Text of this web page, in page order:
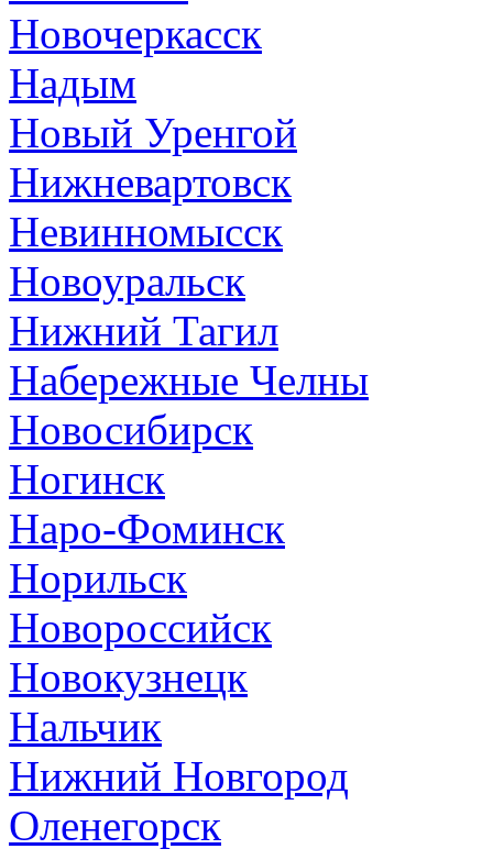
Новочеркасск
Надым
Новый Уренгой
Нижневартовск
Невинномысск
Новоуральск
Нижний Тагил
Набережные Челны
Новосибирск
Ногинск
Наро-Фоминск
Норильск
Новороссийск
Новокузнецк
Нальчик
Нижний Новгород
Оленегорск